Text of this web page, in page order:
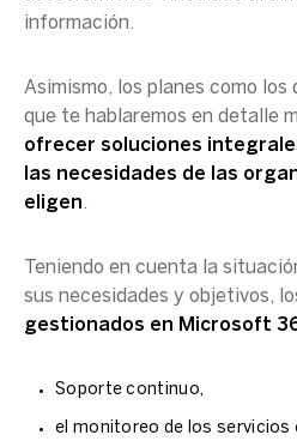
información.
Asimismo, los planes como
que te hablaremos en detalle
ofrecer soluciones
las necesidades de las
eligen.
Teniendo en cuenta la
sus necesidades y objetivos,
gestionados en Microsoft
Soporte continuo,
el monitoreo de los servicios